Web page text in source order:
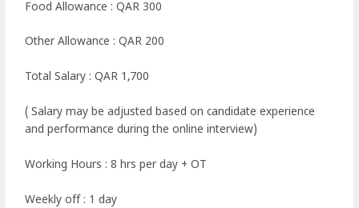
Food Allowance : QAR 300
Other Allowance : QAR 200
Total Salary : QAR 1,700
( Salary may be adjusted based on candidate experience
and performance during the online interview)
Working Hours : 8 hrs per day + OT
Weekly off : 1 day